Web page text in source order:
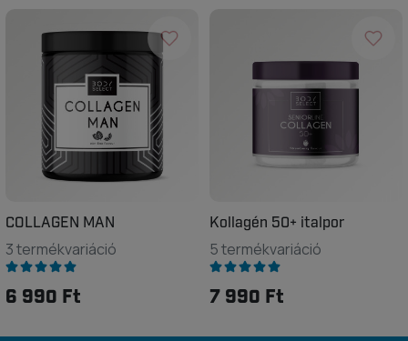
COLLAGEN MAN
3 termékvariáció
6 990 Ft
Kollagén 50+ italpor
5 termékvariáció
7 990 Ft